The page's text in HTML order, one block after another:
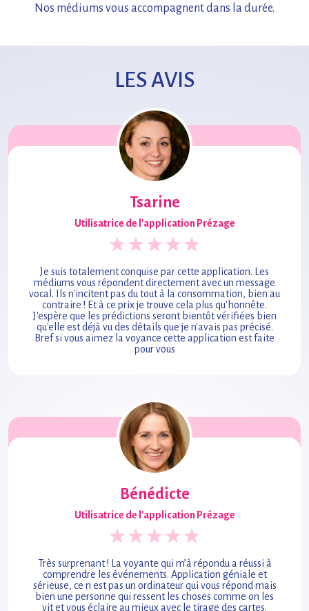
Nos médiums vous accompagnentdans la durée.
LES AVIS
Tsarine
Utilisatrice de l'application Prézage
Je suis totalement conquise par cette application. Les
médiums vous répondent directement avec un message
vocal. Ils n'incitent pas du tout à la consommation, bien au
contraire ! Et à ce prix je trouve cela plus qu'honnête.
J'espère que les prédictions seront bientôt vérifiées bien
qu'elle est déjà vu des détails que je n'avais pas précisé.
Bref si vous aimez la voyance cette application est faite
pour vous
Bénédicte
Utilisatrice de l'application Prézage
Très surprenant ! La voyante qui m’à répondu a réussi à
comprendre les événements. Application géniale et
sérieuse, ce n est pas un ordinateur qui vous répond mais
bien une personne qui ressent les choses comme on les
vit et vous éclaire au mieux avec le tirage des cartes.